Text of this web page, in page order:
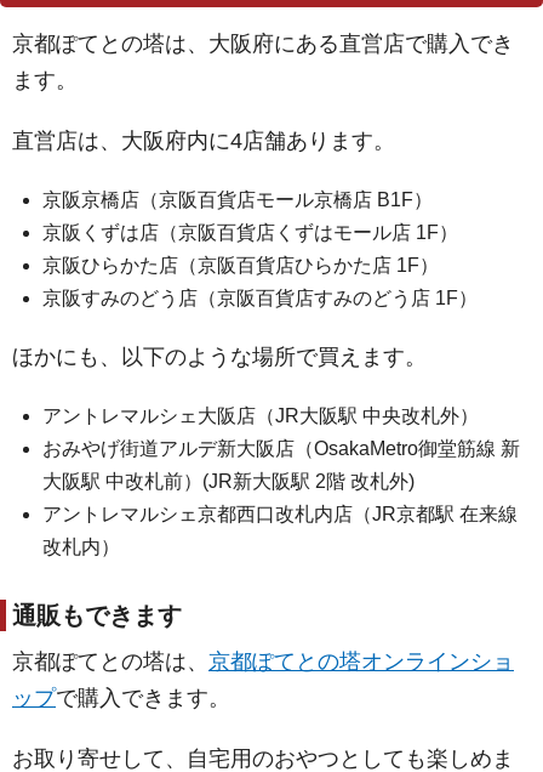
京都ぽてとの塔は、大阪府にある直営店で購入でき
ます。
直営店は、大阪府内に4店舗あります。
京阪京橋店（京阪百貨店モール京橋店 B1F）
京阪くずは店（京阪百貨店くずはモール店 1F）
京阪ひらかた店（京阪百貨店ひらかた店 1F）
京阪すみのどう店（京阪百貨店すみのどう店 1F）
ほかにも、以下のような場所で買えます。
アントレマルシェ大阪店（JR大阪駅 中央改札外）
おみやげ街道アルデ新大阪店（OsakaMetro御堂筋線 新
大阪駅 中改札前）(JR新大阪駅 2階 改札外)
アントレマルシェ京都西口改札内店（JR京都駅 在来線
改札内）
通販もできます
京都ぽてとの塔は、 京都ぽてとの塔オンラインショ
ップで購入できます。
お取り寄せして、自宅用のおやつとしても楽しめま